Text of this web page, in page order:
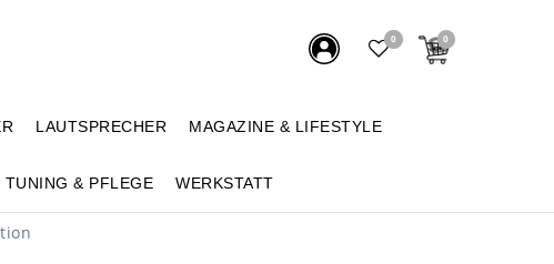
0 0
LAUTSPRECHER MAGAZINE & LIFESTYLE
TUNING & PFLEGE WERKSTATT